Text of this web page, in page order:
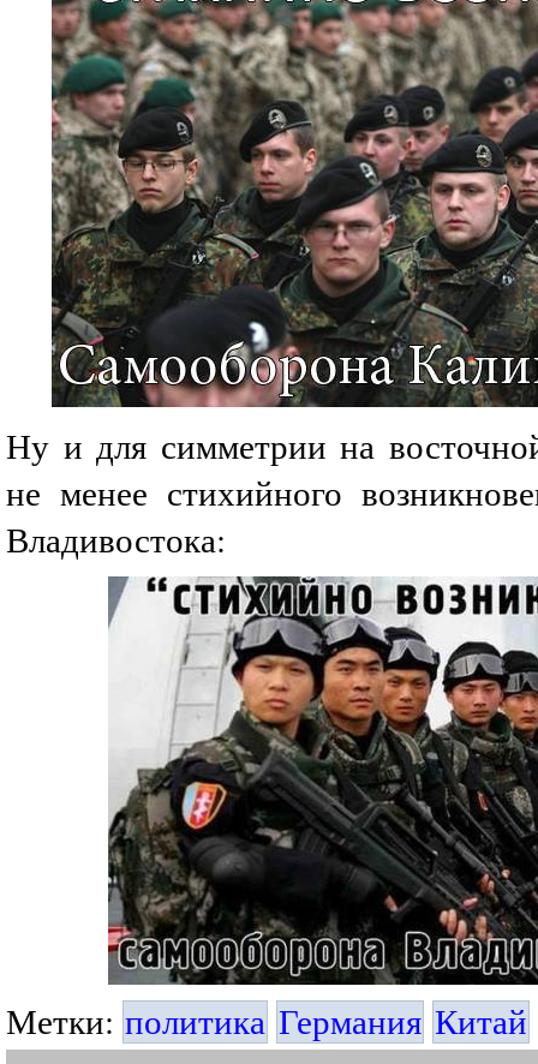
Ну и для симметрии на
не менее стихийного
Владивостока:
Метки: политика Германия Китай